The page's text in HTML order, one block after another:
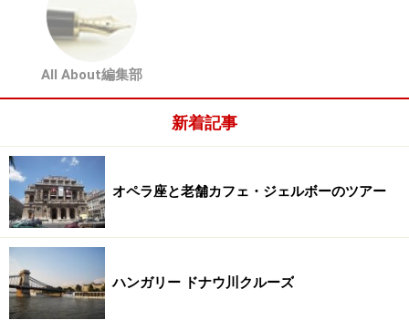
All About編集部
新着記事
オペラ座と老舗カフェ・ジェルボーのツアー
ハンガリー ドナウ川クルーズ